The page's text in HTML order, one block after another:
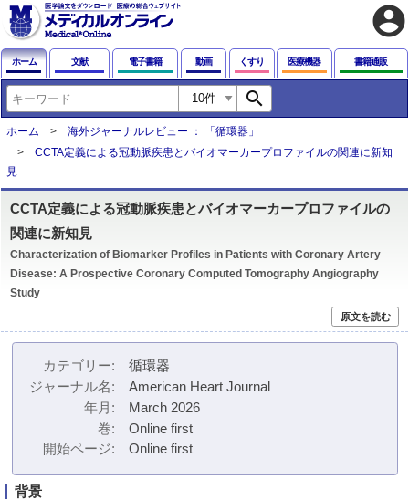
account_circle
ホーム 文献 電子書籍 動画 くすり 医療機器 書籍通販
search
ホーム
海外ジャーナルレビュー ： 「循環器」
CCTA定義による冠動脈疾患とバイオマーカープロファイルの関連に新知
見
CCTA定義による冠動脈疾患とバイオマーカープロファイルの
関連に新知見
Characterization of Biomarker Profiles in Patients with Coronary Artery
Disease: A Prospective Coronary Computed Tomography Angiography
Study
原文を読む
カテゴリー
循環器
ジャーナル名
American Heart Journal
年月
March 2026
巻
Online first
開始ページ
Online first
背景